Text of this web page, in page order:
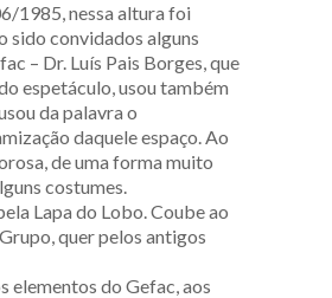
1985, nessa altura foi
sido convidados alguns
– Dr. Luís Pais Borges, que
espetáculo, usou também
da palavra o
daquele espaço. Ao
de uma forma muito
costumes.
Lapa do Lobo. Coube ao
quer pelos antigos
elementos do Gefac, aos